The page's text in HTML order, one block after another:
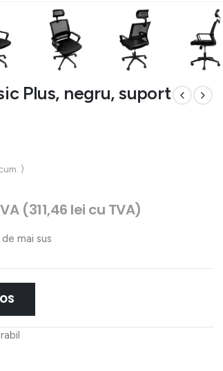
Plus, negru, suport
)
(311,46 lei cu TVA)
mai sus